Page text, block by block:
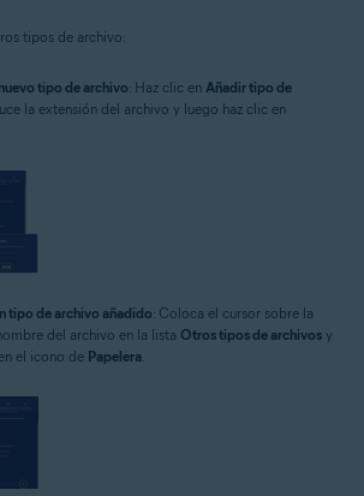
tipos de archivo:
tipo de archivo: Haz clic en Añadir tipo de
la extensión del archivo y luego haz clic en
tipo de archivo añadido: Coloca el cursor sobre la
del archivo en la lista Otros tipos de archivos y
el icono de Papelera